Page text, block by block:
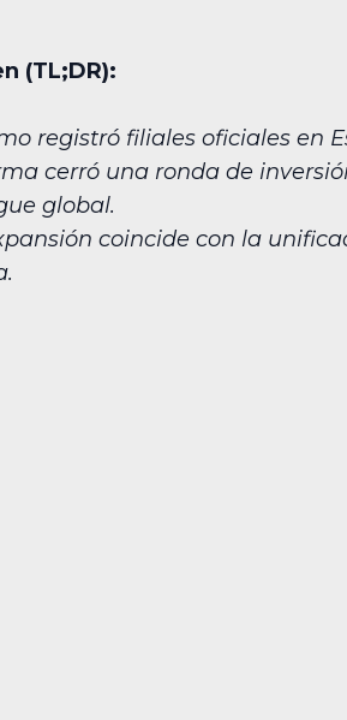
(TL;DR):
registró filiales oficiales en
cerró una ronda de
global.
coincide con la